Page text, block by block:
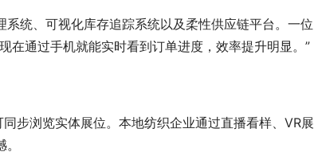
统、可视化库存追踪系统以及柔性供应链平台。一位
在通过手机就能实时看到订单进度，效率提升明显。”
步浏览实体展位。本地纺织企业通过直播看样、VR展